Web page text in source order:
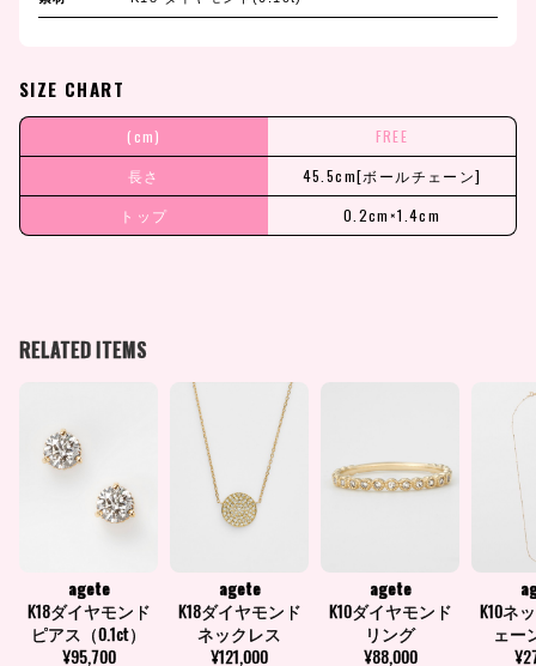
SIZE CHART
(cm)
FREE
長さ
45.5cm[ボールチェーン]
トップ
0.2cm×1.4cm